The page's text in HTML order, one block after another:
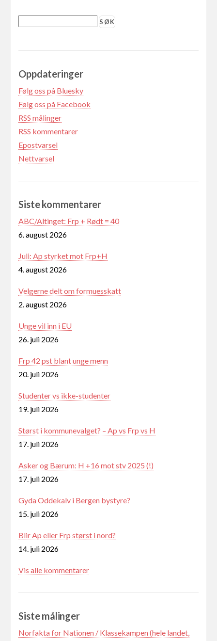
Oppdateringer
Følg oss på Bluesky
Følg oss på Facebook
RSS målinger
RSS kommentarer
Epostvarsel
Nettvarsel
Siste kommentarer
ABC/Altinget: Frp + Rødt = 40
6. august 2026
Juli: Ap styrket mot Frp+H
4. august 2026
Velgerne delt om formuesskatt
2. august 2026
Unge vil inn i EU
26. juli 2026
Frp 42 pst blant unge menn
20. juli 2026
Studenter vs ikke-studenter
19. juli 2026
Størst i kommunevalget? – Ap vs Frp vs H
17. juli 2026
Asker og Bærum: H +16 mot stv 2025 (!)
17. juli 2026
Gyda Oddekalv i Bergen bystyre?
15. juli 2026
Blir Ap eller Frp størst i nord?
14. juli 2026
Vis alle kommentarer
Siste målinger
Norfakta for Nationen / Klassekampen (hele landet,